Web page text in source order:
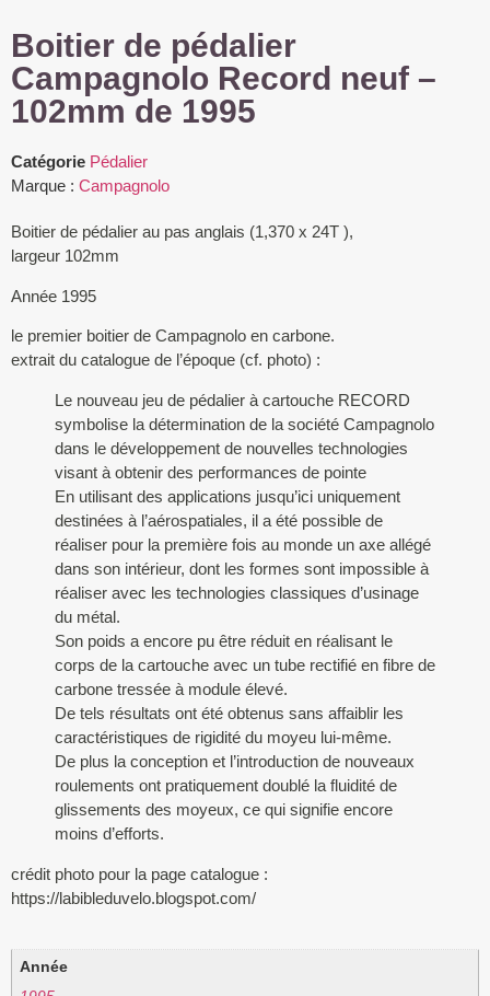
Boitier de pédalier
Campagnolo Record neuf –
102mm de 1995
Catégorie Pédalier
Marque : Campagnolo
Boitier de pédalier au pas anglais (1,370 x 24T ),
largeur 102mm
Année 1995
le premier boitier de Campagnolo en carbone.
extrait du catalogue de l’époque (cf. photo) :
Le nouveau jeu de pédalier à cartouche RECORD
symbolise la détermination de la société Campagnolo
dans le développement de nouvelles technologies
visant à obtenir des performances de pointe
En utilisant des applications jusqu’ici uniquement
destinées à l’aérospatiales, il a été possible de
réaliser pour la première fois au monde un axe allégé
dans son intérieur, dont les formes sont impossible à
réaliser avec les technologies classiques d’usinage
du métal.
Son poids a encore pu être réduit en réalisant le
corps de la cartouche avec un tube rectifié en fibre de
carbone tressée à module élevé.
De tels résultats ont été obtenus sans affaiblir les
caractéristiques de rigidité du moyeu lui-même.
De plus la conception et l’introduction de nouveaux
roulements ont pratiquement doublé la fluidité de
glissements des moyeux, ce qui signifie encore
moins d’efforts.
crédit photo pour la page catalogue :
https://labibleduvelo.blogspot.com/
Année